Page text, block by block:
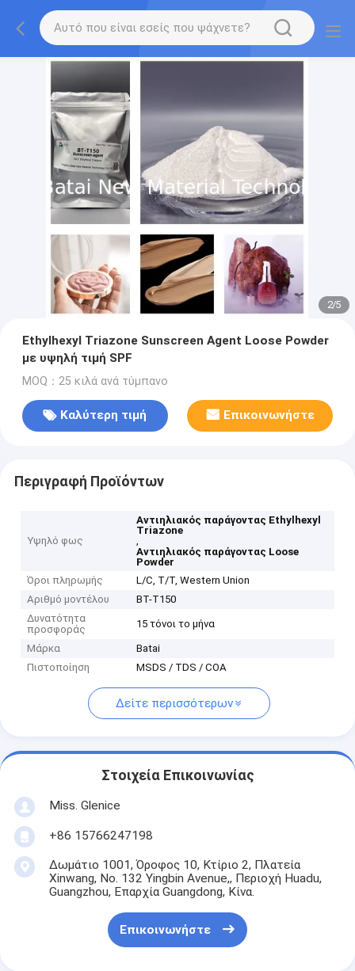
2/5
Ethylhexyl Triazone Sunscreen Agent Loose Powder
με υψηλή τιμή SPF
MOQ：25 κιλά ανά τύμπανο
Καλύτερη τιμή Επικοινωνήστε
Περιγραφή Προϊόντων
Υψηλό φως
Αντιηλιακός παράγοντας Ethylhexyl
Triazone
,
Αντιηλιακός παράγοντας Loose
Powder
Όροι πληρωμής
L/C, T/T, Western Union
Αριθμό μοντέλου
BT-T150
Δυνατότητα
προσφοράς
15 τόνοι το μήνα
Μάρκα
Batai
Πιστοποίηση
MSDS / TDS / COA
Δείτε περισσότερων
Στοιχεία Επικοινωνίας
Miss. Glenice
+86 15766247198
Δωμάτιο 1001, Όροφος 10, Κτίριο 2, Πλατεία
Xinwang, No. 132 Yingbin Avenue,, Περιοχή Huadu,
Guangzhou, Επαρχία Guangdong, Κίνα.
Επικοινωνήστε